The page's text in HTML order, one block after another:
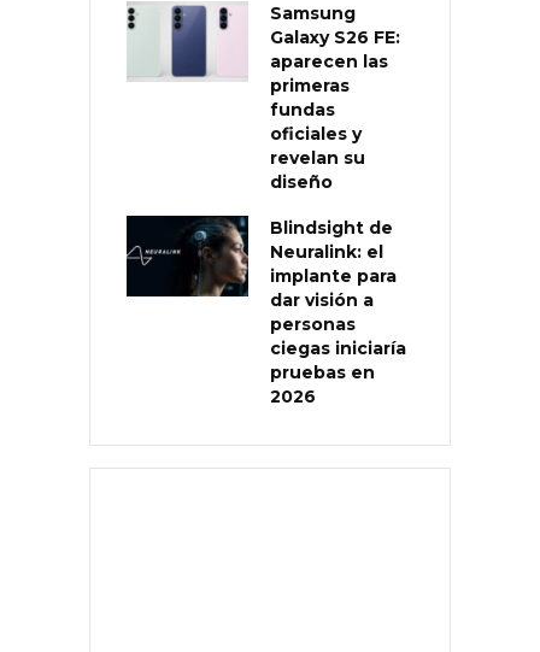
Samsung
Galaxy S26 FE:
aparecen las
primeras
fundas
oficiales y
revelan su
diseño
Blindsight de
Neuralink: el
implante para
dar visión a
personas
ciegas iniciaría
pruebas en
2026